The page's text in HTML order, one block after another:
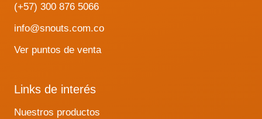
(+57) 300 876 5066
info@snouts.com.co
Ver puntos de venta
Links de interés
Nuestros productos